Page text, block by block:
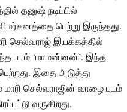
தனுஷ் நடிப்பில்
பெற்று இருந்தது.
செல்வராஜ் இயக்கத்தில்
படம் ‘மாமன்னன்’. இந்த
இதை அடுத்து
மாரி செல்வராஜின் வாழை படம்
வருகிறது.